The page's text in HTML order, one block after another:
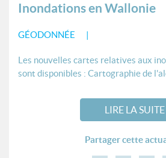
Inondations en Wallonie
GÉODONNÉE
Les nouvelles cartes relatives aux
sont disponibles : Cartographie de
LIRE LA SUITE
Partager cette